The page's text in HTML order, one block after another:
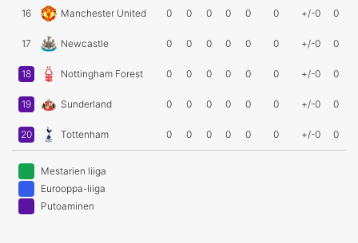
16 Manchester United 0 0 0 0 0 0 +/-0 0
17 Newcastle 0 0 0 0 0 0 +/-0 0
18 Nottingham Forest 0 0 0 0 0 0 +/-0 0
19 Sunderland 0 0 0 0 0 0 +/-0 0
20 Tottenham 0 0 0 0 0 0 +/-0 0
Mestarien liiga
Eurooppa-liiga
Putoaminen